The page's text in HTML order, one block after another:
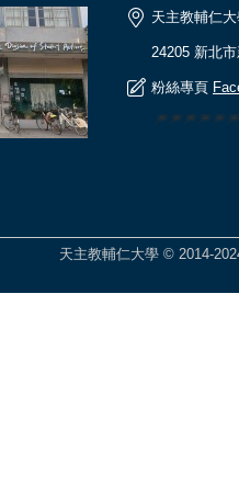
天主教輔仁
24205 新北
粉絲專頁
天主教輔仁大學 © 2014-